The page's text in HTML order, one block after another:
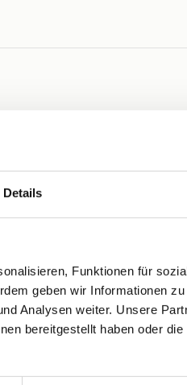
Details
Funktionen für
geben wir Informationen
Analysen weiter. Unsere
bereitgestellt haben oder